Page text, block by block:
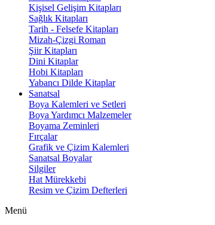
Kişisel Gelişim Kitapları
Sağlık Kitapları
Tarih - Felsefe Kitapları
Mizah-Çizgi Roman
Şiir Kitapları
Dini Kitaplar
Hobi Kitapları
Yabancı Dilde Kitaplar
Sanatsal
Boya Kalemleri ve Setleri
Boya Yardımcı Malzemeler
Boyama Zeminleri
Fırçalar
Grafik ve Çizim Kalemleri
Sanatsal Boyalar
Silgiler
Hat Mürekkebi
Resim ve Çizim Defterleri
Menü